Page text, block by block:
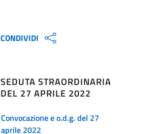
CONDIVIDI
SEDUTA STRAORDINARIA
DEL 27 APRILE 2022
Convocazione e o.d.g. del 27
aprile 2022